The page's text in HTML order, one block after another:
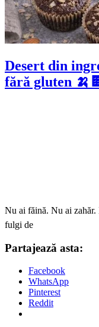
Desert din
fără gluten 🍌🍫
Nu ai făină. Nu ai zahăr.
fulgi de
Partajează asta:
Facebook
WhatsApp
Pinterest
Reddit